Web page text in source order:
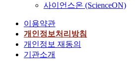
사이언스온 (ScienceON)
이용약관
개인정보처리방침
개인정보 재동의
기관소개